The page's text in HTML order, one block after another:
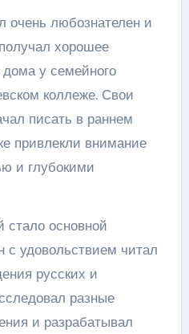
очень любознателен и
хорошее
у семейного
коллеже. Свои
писать в раннем
привлекли внимание
и глубокими
стало основной
удовольствием читал
русских и
разные
и разрабатывал